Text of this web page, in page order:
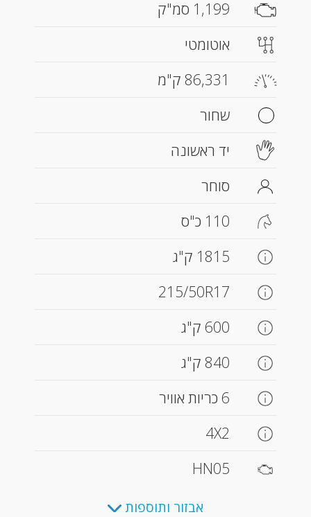
1,199 סמ"ק
אוטומטי
86,331 ק"מ
שחור
יד ראשונה
סוחר
110 כ"ס
1815 ק"ג
215/50R17
600 ק"ג
840 ק"ג
6 כריות אוויר
4X2
HN05
אבזור ותוספות